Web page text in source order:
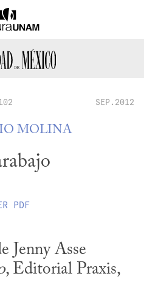
SEP.2012
MOLINA
PDF
Jenny Asse
, Editorial Praxis,